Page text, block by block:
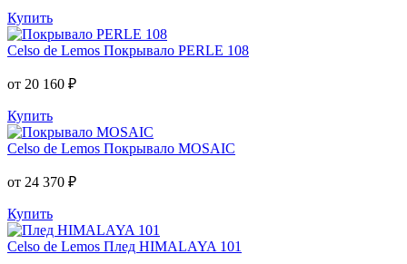
Купить
Celso de Lemos Покрывало PERLE 108
от 20 160 ₽
Купить
Celso de Lemos Покрывало MOSAIC
от 24 370 ₽
Купить
Celso de Lemos Плед HIMALAYA 101